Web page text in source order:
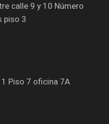
calle 9 y 10 Número
piso 3
1 Piso 7 oficina 7A